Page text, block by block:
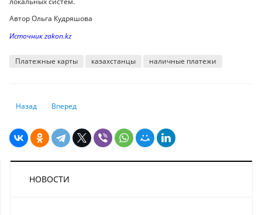
Автор Ольга Кудряшова
Источник zakon.kz
Платежные карты казахстанцы наличные платежи
Предыдущий: ФРС сохранила ставки и дала сигнал о возможном
Назад Следующий: Банки ждут проверки из-за персональных
Вперед
НОВОСТИ